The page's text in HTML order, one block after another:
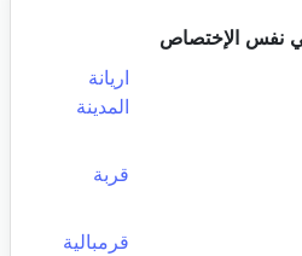
نفس الإختصاص
اريانة
المدينة
قربة
قرمبالية